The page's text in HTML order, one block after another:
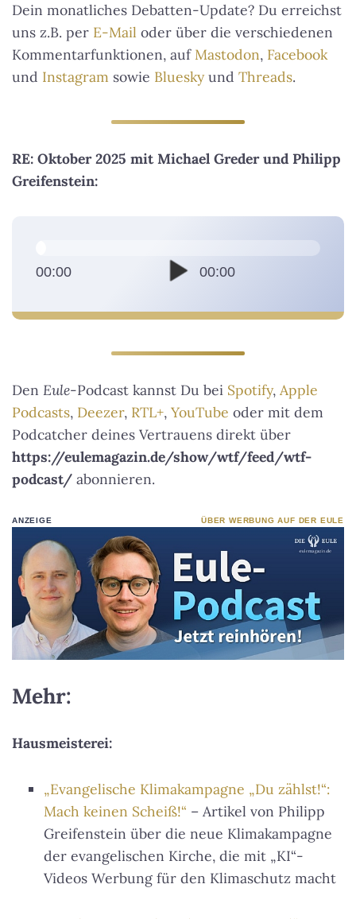
Dein monatliches Debatten-Update? Du erreichst
uns z.B. per E-Mail oder über die verschiedenen
Kommentarfunktionen, aufMastodon, Facebook
und Instagram sowie Blueskyund Threads.
RE: Oktober 2025 mit Michael Greder und Philipp
Greifenstein:
o
l
a
y
e
00:00 00:00
Den Eule-Podcast kannst Du bei Spotify, Apple
Podcasts, Deezer, RTL+, YouTube oder mit dem
Podcatcher deines Vertrauens direkt über
https://eulemagazin.de/show/wtf/feed/wtf-
podcast/ abonnieren.
ANZEIGE ÜBER WERBUNG AUF DER EULE
Mehr:
Hausmeisterei:
„Evangelische Klimakampagne „Du zählst!“:
Mach keinen Scheiß!“ – Artikel von Philipp
Greifenstein über die neue Klimakampagne
der evangelischen Kirche, die mit „KI“-
Videos Werbung für den Klimaschutz macht